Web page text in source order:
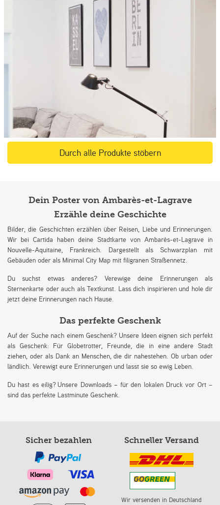
Durch alle Produkte stöbern
Dein Poster von Ambarès-et-Lagrave
Erzähle deine Geschichte
Bilder, die Geschichten erzählen über Reisen, Liebe und Erinnerungen.
Wir bei Cartida haben deine Stadtkarte von Ambarès-et-Lagrave in
Nouvelle-Aquitaine, Frankreich. Dargestellt als Schwarzplan mit
Gebäuden oder als Minimal City Map mit filigranen Straßennetz.
Du suchst etwas anderes? Verewige deine Erinnerungen als
Sternenkarte oder auch als Textkunst. Lass dich inspirieren und hole dir
jetzt deine Erinnerungen nach Hause.
Das perfekte Geschenk
Auf der Suche nach einem Geschenk? Unsere Ideen eignen sich perfekt
als Geschenk: Für Globetrotter, Freunde, die in eine andere Stadt
ziehen, oder als Dank an Menschen, die dir nahestehen. Ob urban oder
ländlich. Verewigt eure Erinnerungen und lasst sie so ewig Leben.
Du hast es eilig? Unsere Downloads – für den lokalen Druck vor Ort –
sind das perfekte Lastminute Geschenk.
Sicher bezahlen Schneller Versand
Wir versenden in Deutschland